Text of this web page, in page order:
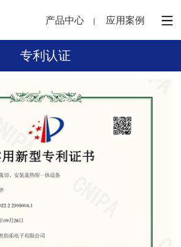
产品中心 应用案例
专利认证